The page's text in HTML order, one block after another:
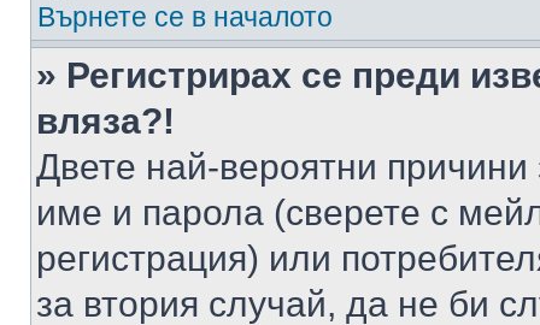
Върнете се в началото
» Регистрирах се преди
вляза?!
Двете най-вероятни
име и парола (сверете с
регистрация) или
за втория случай, да не би